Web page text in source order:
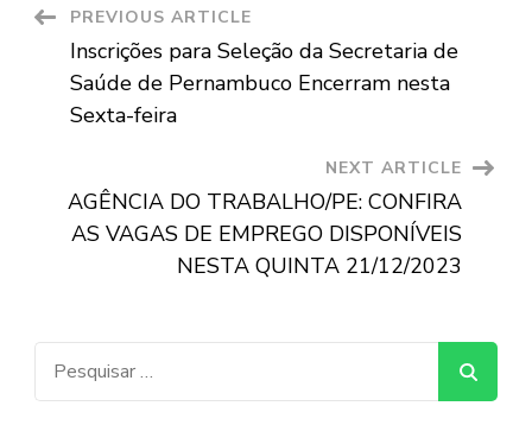
Post
Navigation
PREVIOUS ARTICLE
Inscrições para Seleção da Secretaria de
Saúde de Pernambuco Encerram nesta
Sexta-feira
NEXT ARTICLE
AGÊNCIA DO TRABALHO/PE: CONFIRA
AS VAGAS DE EMPREGO DISPONÍVEIS
NESTA QUINTA 21/12/2023